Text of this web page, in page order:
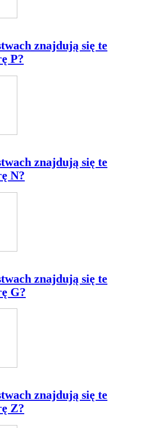
znajdują się te
P?
znajdują się te
N?
znajdują się te
G?
znajdują się te
Z?